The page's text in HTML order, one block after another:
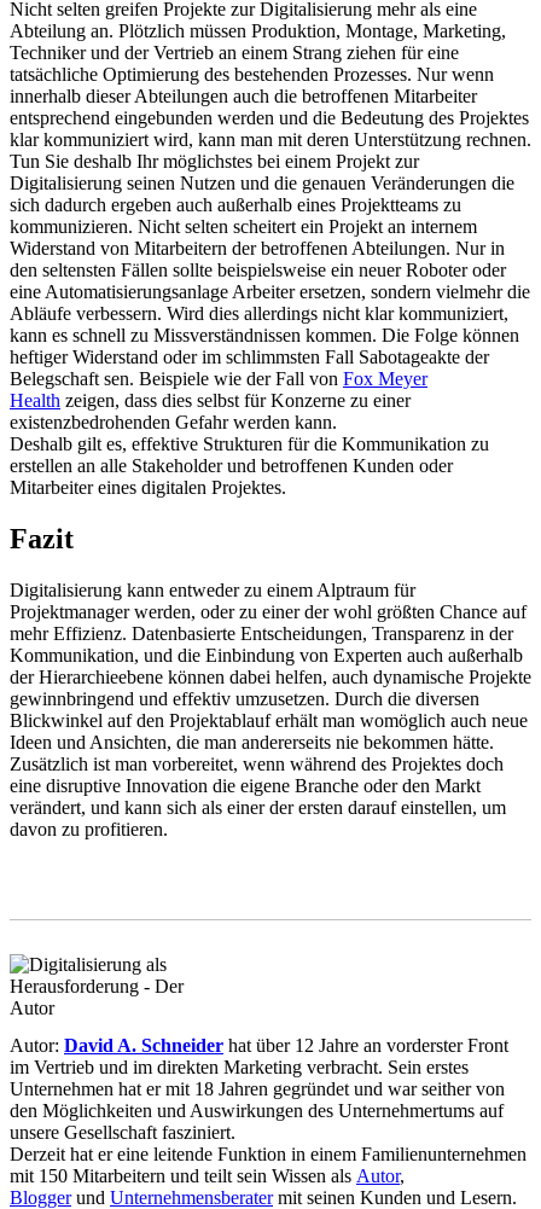
Nicht selten greifen Projekte zur Digitalisierung mehr als eine
Abteilung an. Plötzlich müssen Produktion, Montage, Marketing,
Techniker und der Vertrieb an einem Strang ziehen für eine
tatsächliche Optimierung des bestehenden Prozesses. Nur wenn
innerhalb dieser Abteilungen auch die betroffenen Mitarbeiter
entsprechend eingebunden werden und die Bedeutung des Projektes
klar kommuniziert wird, kann man mit deren Unterstützung rechnen.
Tun Sie deshalb Ihr möglichstes bei einem Projekt zur
Digitalisierung seinen Nutzen und die genauen Veränderungen die
sich dadurch ergeben auch außerhalb eines Projektteams zu
kommunizieren. Nicht selten scheitert ein Projekt an internem
Widerstand von Mitarbeitern der betroffenen Abteilungen. Nur in
den seltensten Fällen sollte beispielsweise ein neuer Roboter oder
eine Automatisierungsanlage Arbeiter ersetzen, sondern vielmehr die
Abläufe verbessern. Wird dies allerdings nicht klar kommuniziert,
kann es schnell zu Missverständnissen kommen. Die Folge können
heftiger Widerstand oder im schlimmsten Fall Sabotageakte der
Belegschaft sen. Beispiele wie der Fall von Fox Meyer
Health zeigen, dass dies selbst für Konzerne zu einer
existenzbedrohenden Gefahr werden kann.
Deshalb gilt es, effektive Strukturen für die Kommunikation zu
erstellen an alle Stakeholder und betroffenen Kunden oder
Mitarbeiter eines digitalen Projektes.
Fazit
Digitalisierung kann entweder zu einem Alptraum für
Projektmanager werden, oder zu einer der wohl größten Chance auf
mehr Effizienz. Datenbasierte Entscheidungen, Transparenz in der
Kommunikation, und die Einbindung von Experten auch außerhalb
der Hierarchieebene können dabei helfen, auch dynamische Projekte
gewinnbringend und effektiv umzusetzen. Durch die diversen
Blickwinkel auf den Projektablauf erhält man womöglich auch neue
Ideen und Ansichten, die man andererseits nie bekommen hätte.
Zusätzlich ist man vorbereitet, wenn während des Projektes doch
eine disruptive Innovation die eigene Branche oder den Markt
verändert, und kann sich als einer der ersten darauf einstellen, um
davon zu profitieren.
Autor: David A. Schneider hat über 12 Jahre an vorderster Front
im Vertrieb und im direkten Marketing verbracht. Sein erstes
Unternehmen hat er mit 18 Jahren gegründet und war seither von
den Möglichkeiten und Auswirkungen des Unternehmertums auf
unsere Gesellschaft fasziniert.
Derzeit hat er eine leitende Funktion in einem Familienunternehmen
mit 150 Mitarbeitern und teilt sein Wissen als Autor,
Bloggerund Unternehmensberatermit seinen Kunden und Lesern.